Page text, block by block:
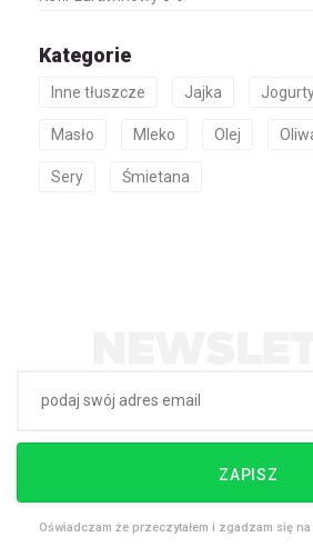
Kategorie
Inne tłuszcze Jajka
Masło Mleko Olej
Sery Śmietana
ZAPISZ
Oświadczam że przeczytałem i zgadzam się